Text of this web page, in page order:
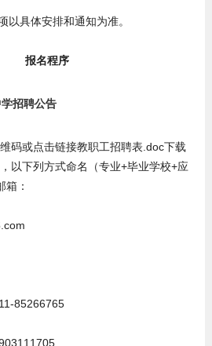
以具体安排和通知为准。
报名程序
码或点击链接教职工招聘表.doc下载
以下列方式命名（专业+毕业学校+应
箱：
85266765